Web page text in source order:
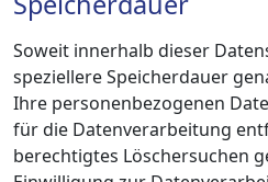
Soweit innerhalb dieser
speziellere Speicherdauer
Ihre personenbezogenen
für die Datenverarbeitung
berechtigtes Löschersuchen